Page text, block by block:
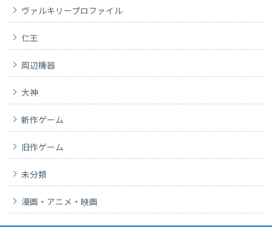
ヴァルキリープロファイル
仁王
周辺機器
大神
新作ゲーム
旧作ゲーム
未分類
漫画・アニメ・映画